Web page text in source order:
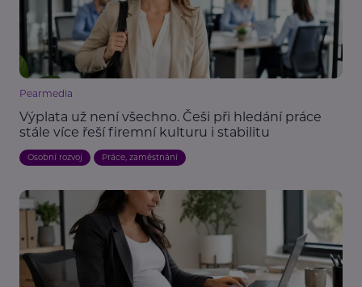
Pearmedia
Výplata už není všechno. Češi při hledání práce
stále více řeší firemní kulturu i stabilitu
Osobní rozvoj Práce, zaměstnání